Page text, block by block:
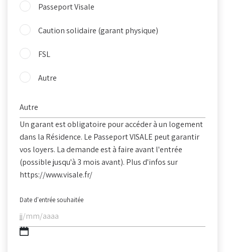
Passeport Visale
Caution solidaire (garant physique)
FSL
Autre
Un garant est obligatoire pour accéder à un logement
dans la Résidence. Le Passeport VISALE peut garantir
vos loyers. La demande est à faire avant l'entrée
(possible jusqu'à 3 mois avant). Plus d'infos sur
https://www.visale.fr/
Date d'entrée souhaitée